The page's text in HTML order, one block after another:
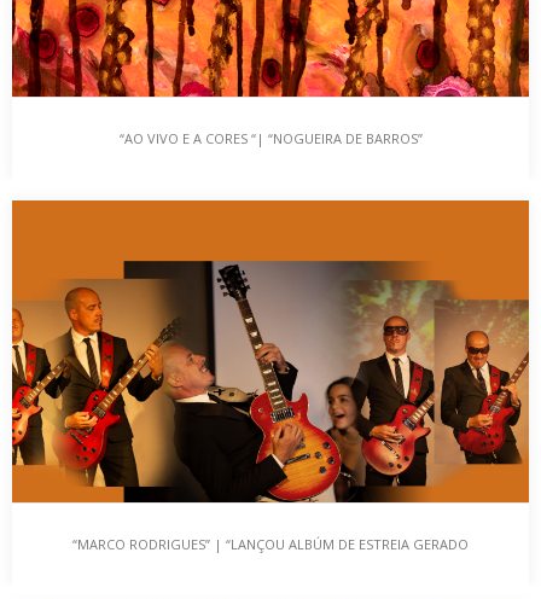
“AO VIVO E A CORES “| “NOGUEIRA DE BARROS”
“MARCO RODRIGUES” | “LANÇOU ALBÚM DE ESTREIA GERADO